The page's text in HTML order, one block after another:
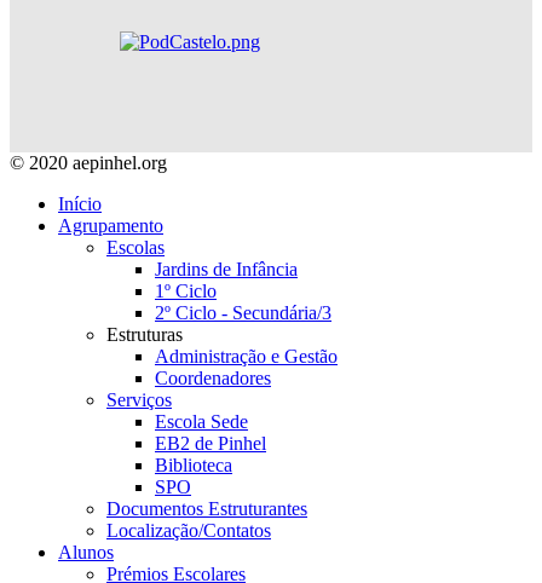
© 2020 aepinhel.org
Início
Agrupamento
Escolas
Jardins de Infância
1º Ciclo
2º Ciclo - Secundária/3
Estruturas
Administração e Gestão
Coordenadores
Serviços
Escola Sede
EB2 de Pinhel
Biblioteca
SPO
Documentos Estruturantes
Localização/Contatos
Alunos
Prémios Escolares